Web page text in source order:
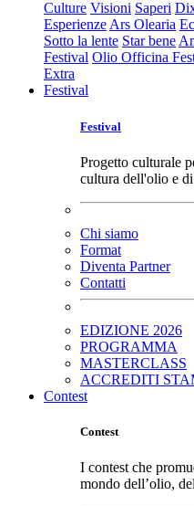
Culture Visioni Saperi
Esperienze Ars Olearia
Sotto la lente Star bene
Festival Olio Officina
Extra
Festival
Festival
Progetto culturale
cultura dell'olio e
Chi siamo
Format
Diventa Partner
Contatti
EDIZIONE 2026
PROGRAMMA
MASTERCLASS
ACCREDITI
Contest
Contest
I contest che
mondo dell’olio,